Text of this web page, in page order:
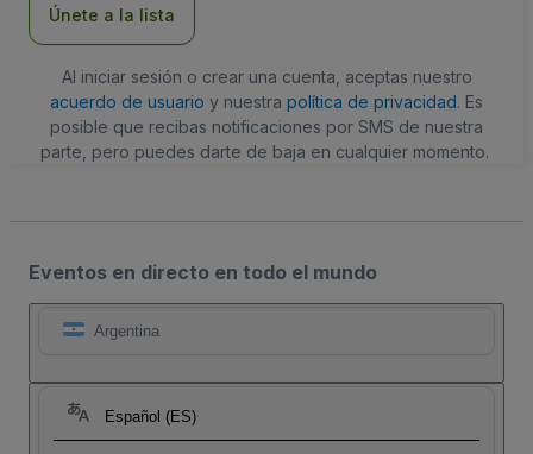
Únete a la lista
Al iniciar sesión o crear una cuenta, aceptas nuestro
acuerdo de usuario y nuestra política de privacidad. Es
posible que recibas notificaciones por SMS de nuestra
parte, pero puedes darte de baja en cualquier momento.
Eventos en directo en todo el mundo
Argentina
Español (ES)